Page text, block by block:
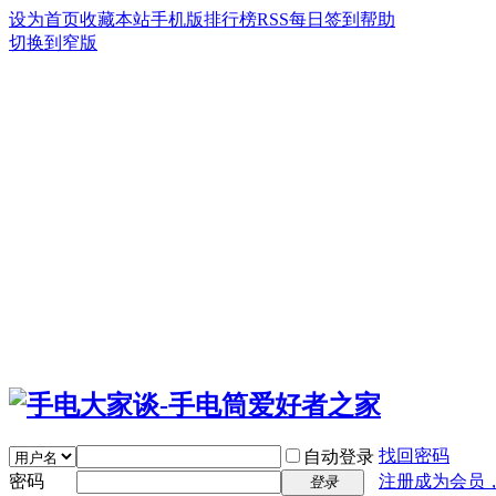
设为首页收藏本站手机版排行榜RSS每日签到 帮助
切换到窄版
自动登录 找回密码
密码
登录 注册成为会员